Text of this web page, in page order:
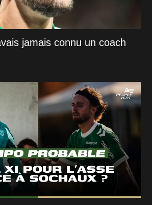
jamais connu un coach